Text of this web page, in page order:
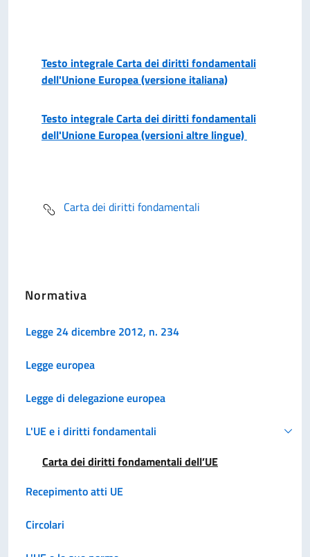
Testo integrale Carta dei diritti fondamentali
dell'Unione Europea (versione italiana)
Testo integrale Carta dei diritti fondamentali
dell'Unione Europea (versioni altre lingue)
Carta dei diritti fondamentali
Normativa
Legge 24 dicembre 2012, n. 234
Legge europea
Legge di delegazione europea
L'UE e i diritti fondamentali
Carta dei diritti fondamentali dell’UE
Recepimento atti UE
Circolari